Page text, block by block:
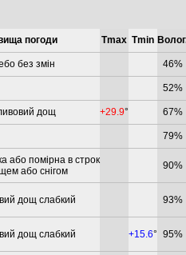
погоди Tmax Tmin
без змін 46%
52%
дощ +29.9° 67%
79%
або помірна в строк
або снігом
90%
дощ слабкий 93%
дощ слабкий +15.6° 95%